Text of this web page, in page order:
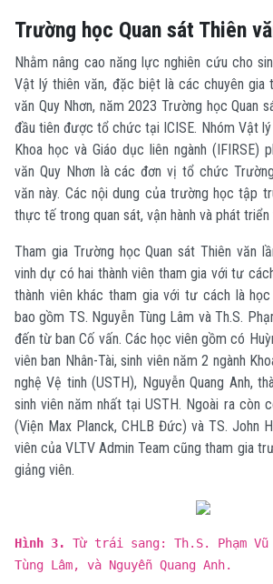
Trường học Quan sát Thiên
Nhằm nâng cao năng lực nghiên cứu cho
Vật lý thiên văn, đặc biệt là các chuyên gia
văn Quy Nhơn, năm 2023 Trường học Quan
đầu tiên được tổ chức tại ICISE. Nhóm Vật lý
Khoa học và Giáo dục liên ngành (IFIRSE)
văn Quy Nhơn là các đơn vị tổ chức
văn này. Các nội dung của trường học tập
thực tế trong quan sát, vận hành và phát
Tham gia Trường học Quan sát Thiên văn
vinh dự có hai thành viên tham gia với tư
thành viên khác tham gia với tư cách là
bao gồm TS. Nguyễn Tùng Lâm và Th.S.
đến từ ban Cố vấn. Các học viên gồm có
viên ban Nhân-Tài, sinh viên năm 2 ngành
nghệ Vệ tinh (USTH), Nguyễn Quang Anh,
sinh viên năm nhất tại USTH. Ngoài ra còn
(Viện Max Planck, CHLB Đức) và TS. John
viên của VLTV Admin Team cũng tham gia
giảng viên.
Hình 3.
Từ trái sang: Th.S. Phạm Vũ
Tùng Lâm, và Nguyễn Quang Anh.